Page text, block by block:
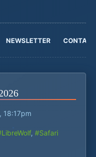
NEWSLETTER CONTACT
18:17pm
, #Safari